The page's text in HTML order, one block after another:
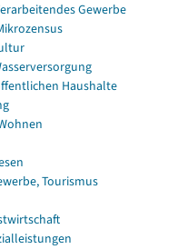
Gewerbe
Haushalte
Tourismus